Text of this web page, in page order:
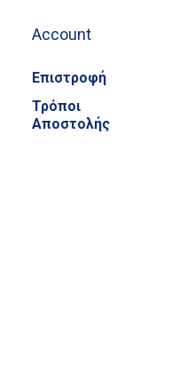
Account
Επιστροφή
Τρόποι
Αποστολής